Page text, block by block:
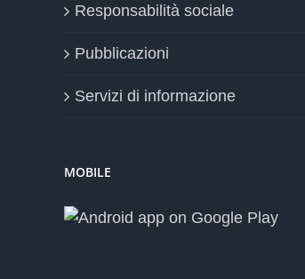
Responsabilità sociale
Pubblicazioni
Servizi di informazione
MOBILE